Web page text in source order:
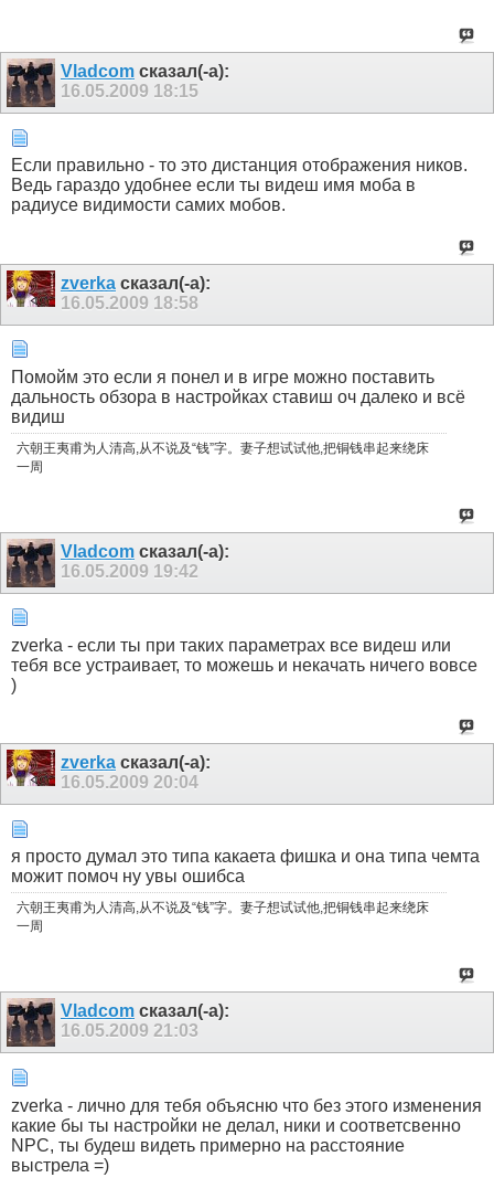
Vladcom сказал(-а):
16.05.2009 18:15
Если правильно - то это дистанция отображения ников.
Ведь гараздо удобнее если ты видеш имя моба в
радиусе видимости самих мобов.
zverka сказал(-а):
16.05.2009 18:58
Помойм это если я понел и в игре можно поставить
дальность обзора в настройках ставиш оч далеко и всё
видиш
六朝王夷甫为人清高,从不说及“钱”字。妻子想试试他,把铜钱串起来绕床
一周
Vladcom сказал(-а):
16.05.2009 19:42
zverka - если ты при таких параметрах все видеш или
тебя все устраивает, то можешь и некачать ничего вовсе
)
zverka сказал(-а):
16.05.2009 20:04
я просто думал это типа какаета фишка и она типа чемта
можит помоч ну увы ошибса
六朝王夷甫为人清高,从不说及“钱”字。妻子想试试他,把铜钱串起来绕床
一周
Vladcom сказал(-а):
16.05.2009 21:03
zverka - лично для тебя объясню что без этого изменения
какие бы ты настройки не делал, ники и соответсвенно
NPC, ты будеш видеть примерно на расстояние
выстрела =)